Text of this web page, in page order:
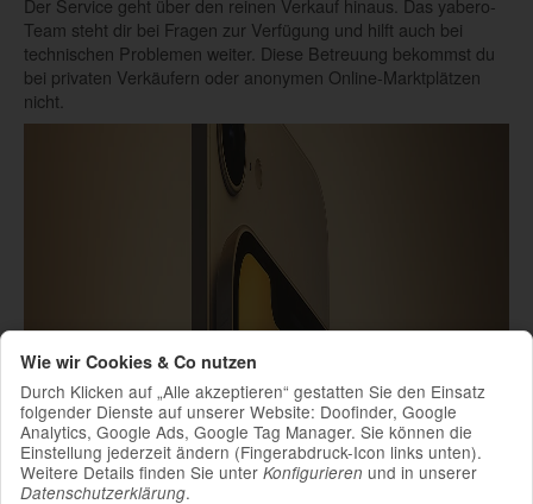
Der Service geht über den reinen Verkauf hinaus. Das yabero-
Team steht dir bei Fragen zur Verfügung und hilft auch bei
technischen Problemen weiter. Diese Betreuung bekommst du
bei privaten Verkäufern oder anonymen Online-Marktplätzen
nicht.
Wie wir Cookies & Co nutzen
Durch Klicken auf „Alle akzeptieren“ gestatten Sie den Einsatz
folgender Dienste auf unserer Website: Doofinder, Google
Analytics, Google Ads, Google Tag Manager. Sie können die
Einstellung jederzeit ändern (Fingerabdruck-Icon links unten).
Weitere Details finden Sie unter Konfigurieren und in unserer
Datenschutzerklärung.